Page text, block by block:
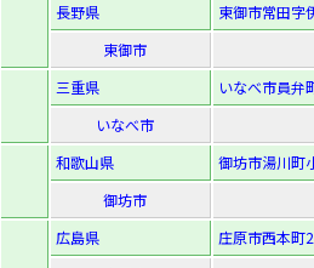
長野県
東御市常田字
東御市
三重県
いなべ市員弁
いなべ市
和歌山県
御坊市湯川町
御坊市
広島県
庄原市西本町